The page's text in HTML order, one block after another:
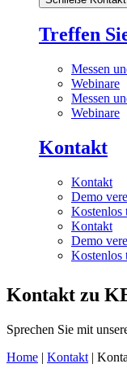
Treffen
Messen
Webinare
Messen
Webinare
Kontakt
Kontakt
Demo
Kostenlos
Kontakt
Demo
Kostenlos
Kontakt zu
Sprechen Sie mit
Home | Kontakt |